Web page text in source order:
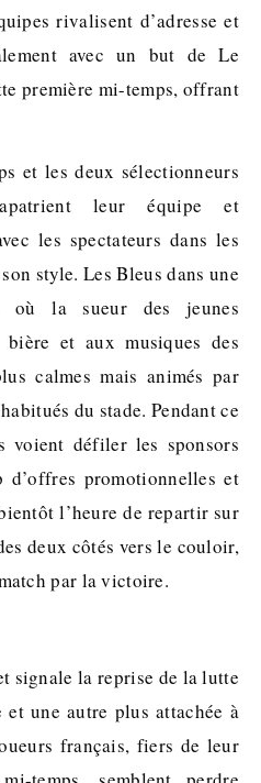
rivalisent d’adresse et
avec un but de Le
première mi-temps, offrant
et les deux sélectionneurs
leur équipe et
les spectateurs dans les
style. Les Bleus dans une
où la sueur des jeunes
et aux musiques des
calmes mais animés par
du stade. Pendant ce
voient défiler les sponsors
promotionnelles et
l’heure de repartir sur
deux côtés vers le couloir,
par la victoire.
signale la reprise de la lutte
une autre plus attachée à
français, fiers de leur